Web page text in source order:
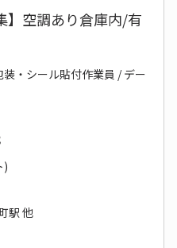
】空調あり倉庫内/有
・シール貼付作業員 / デー
)
駅 他